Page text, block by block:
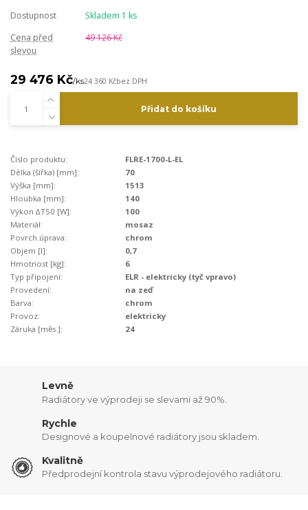
Dostupnost
Skladem 1 ks
Cena před
slevou
49 126 Kč
29 476 Kč/ks24 360 Kčbez DPH
Přidat do košíku
Číslo produktu:
FLRE-1700-L-EL
Délka (šířka) [mm]:
70
Výška [mm]:
1513
Hloubka [mm]:
140
Výkon ∆T50 [W]:
100
Materiál:
mosaz
Povrch.úprava:
chrom
Objem [l]:
0,7
Hmotnost [kg]:
6
Typ připojení:
ELR - elektricky (tyč vpravo)
Provedení:
na zeď
Barva:
chrom
Provoz:
elektricky
Záruka [měs.]:
24
Levně
Radiátory ve výprodeji se slevami až 90%.
Rychle
Designové a koupelnové radiátory jsou skladem.
Kvalitně
Předprodejní kontrola stavu výprodejového radiátoru.